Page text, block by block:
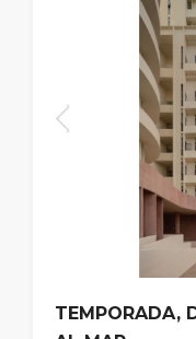
TEMPORADA,